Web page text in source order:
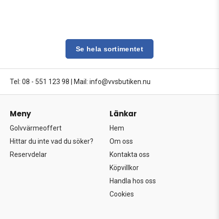
Se hela sortimentet
Tel: 08 - 551 123 98 Mail: info@vvsbutiken.nu
Meny
Golvvärmeoffert
Hittar du inte vad du söker?
Reservdelar
Länkar
Hem
Om oss
Kontakta oss
Köpvillkor
Handla hos oss
Cookies